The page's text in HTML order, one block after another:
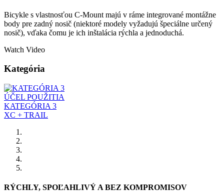
Bicykle s vlastnosťou C-Mount majú v ráme integrované montážne
body pre zadný nosič (niektoré modely vyžadujú špeciálne určený
nosič), vďaka čomu je ich inštalácia rýchla a jednoduchá.
Watch Video
Kategória
ÚČEL POUŽITIA
KATEGÓRIA 3
XC + TRAIL
RÝCHLY, SPOĽAHLIVÝ A BEZ KOMPROMISOV